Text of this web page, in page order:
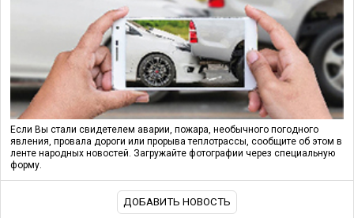
Если Вы стали свидетелем аварии, пожара, необычного погодного
явления, провала дороги или прорыва теплотрассы, сообщите об этом в
ленте народных новостей. Загружайте фотографии через специальную
форму.
ДОБАВИТЬ НОВОСТЬ